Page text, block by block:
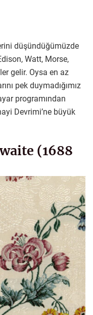
düşündüğümüzde
Watt, Morse,
gelir. Oysa en az
pek duymadığımız
programından
Devrimi’ne büyük
(1688